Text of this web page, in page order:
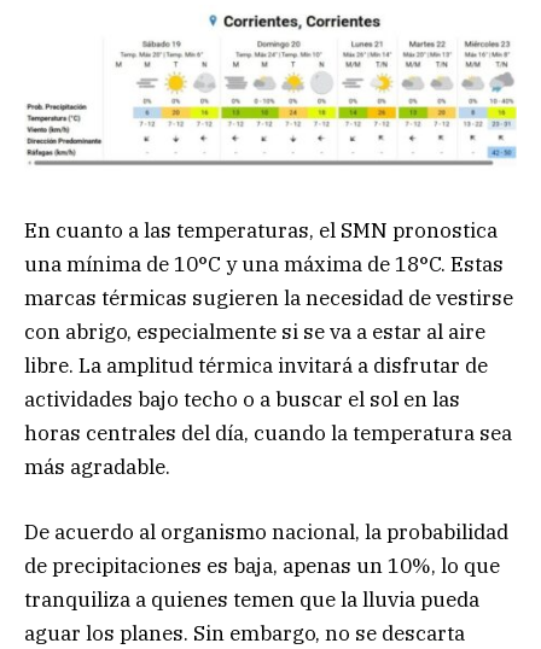
En cuanto a las temperaturas, el SMN pronostica
una mínima de 10°C y una máxima de 18°C. Estas
marcas térmicas sugieren la necesidad de vestirse
con abrigo, especialmente si se va a estar al aire
libre. La amplitud térmica invitará a disfrutar de
actividades bajo techo o a buscar el sol en las
horas centrales del día, cuando la temperatura sea
más agradable.
De acuerdo al organismo nacional, la probabilidad
de precipitaciones es baja, apenas un 10%, lo que
tranquiliza a quienes temen que la lluvia pueda
aguar los planes. Sin embargo, no se descarta